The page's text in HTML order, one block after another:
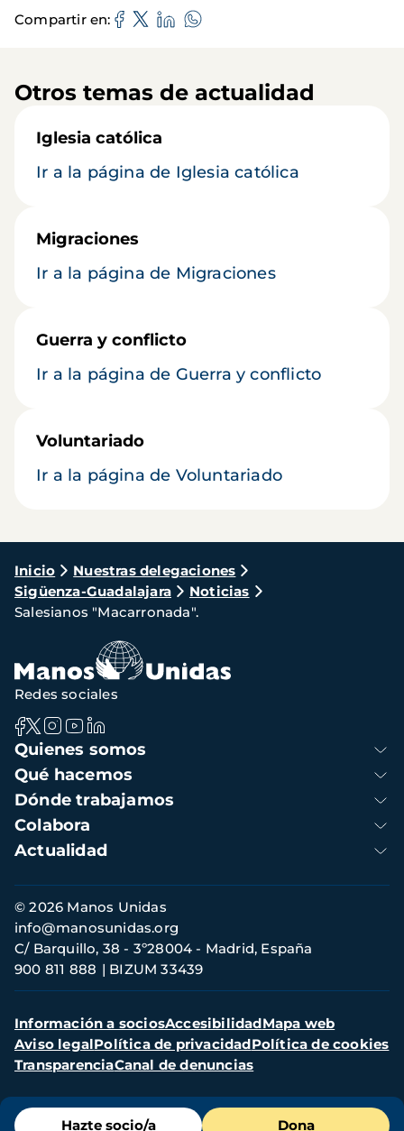
Compartir en
Otros temas de actualidad
Iglesia católica
Ir a la página de Iglesia católica
Migraciones
Ir a la página de Migraciones
Guerra y conflicto
Ir a la página de Guerra y conflicto
Voluntariado
Ir a la página de Voluntariado
Ruta
de
navegación
Inicio
Nuestras delegaciones
Sigüenza-Guadalajara
Noticias
Salesianos "Macarronada".
Menú
Hazte socio/a Dona
Navegación
principal
Quienes somos
Qué hacemos
Dónde trabajamos
Colabora
Actualidad
Redes sociales
Información
de
contacto
© 2026 Manos Unidas
C/ Barquillo, 38 - 3º28004 - Madrid, España
900 811 888
BIZUM 33439
info@manosunidas.org
Menú
secundario
Información a sociosAccesibilidadMapa web
Aviso legalPolítica de privacidadPolítica de cookies
TransparenciaCanal de denuncias